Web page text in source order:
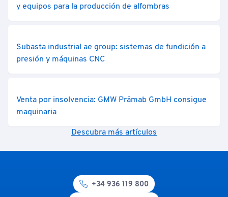
y equipos para la producción de alfombras
Subasta industrial ae group: sistemas de fundición a
presión y máquinas CNC
Venta por insolvencia: GMW Prämab GmbH consigue
maquinaria
Descubra más artículos
+34 936 119 800